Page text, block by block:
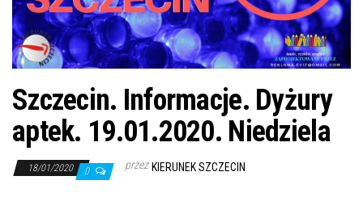
ę
Szczecin. Informacje. Dyżury
aptek. 19.01.2020. Niedziela
18/01/2020 0 przez KIERUNEK SZCZECIN